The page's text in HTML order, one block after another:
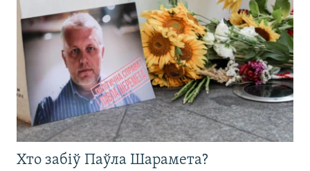
Хто забіў Паўла Шарамета?